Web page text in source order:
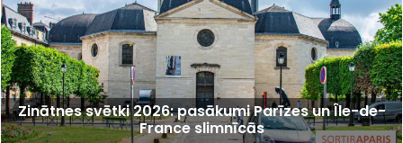
Zinātnes svētki 2026: pasākumi Parīzes un Île-de-
France slimnīcās